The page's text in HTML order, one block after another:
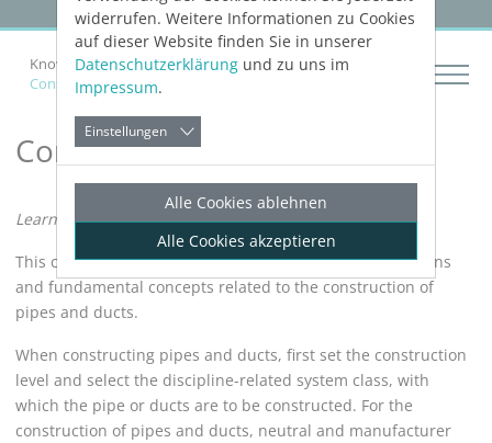
Knowledge Base Revit
Constructing Networks
Constructing Pipes and Ducts
Constructing Pipes and Ducts
Learn how to construct pipe and duct networks.
This chapter provides information about functions, options
and fundamental concepts related to the construction of
pipes and ducts.
When constructing pipes and ducts, first set the construction
level and select the discipline-related system class, with
which the pipe or ducts are to be constructed. For the
construction of pipes and ducts, neutral and manufacturer
widerrufen. Weitere Informationen zu Cookies
auf dieser Website finden Sie in unserer
Datenschutzerklärung und zu uns im
Impressum.
Einstellungen
Alle Cookies ablehnen
Alle Cookies akzeptieren